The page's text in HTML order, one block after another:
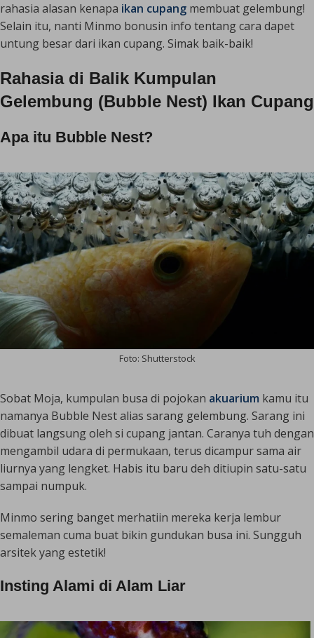
rahasia alasan kenapa ikan cupang membuat gelembung!
Selain itu, nanti Minmo bonusin info tentang cara dapet
untung besar dari ikan cupang. Simak baik-baik!
Rahasia di Balik Kumpulan
Gelembung (Bubble Nest) Ikan Cupang
Apa itu Bubble Nest?
Foto: Shutterstock
Sobat Moja, kumpulan busa di pojokan akuarium kamu itu
namanya Bubble Nestalias sarang gelembung. Sarang ini
dibuat langsung oleh si cupang jantan. Caranya tuh dengan
mengambil udara di permukaan, terus dicampur sama air
liurnya yang lengket. Habis itu baru deh ditiupin satu-satu
sampai numpuk.
Minmo sering banget merhatiin mereka kerja lembur
semaleman cuma buat bikin gundukan busa ini. Sungguh
arsitek yang estetik!
Insting Alami di Alam Liar